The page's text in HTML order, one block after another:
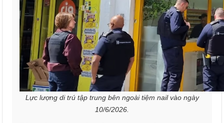
Lực lượng di trú tập trung bên ngoài tiệm nail vào ngày
10/6/2026.